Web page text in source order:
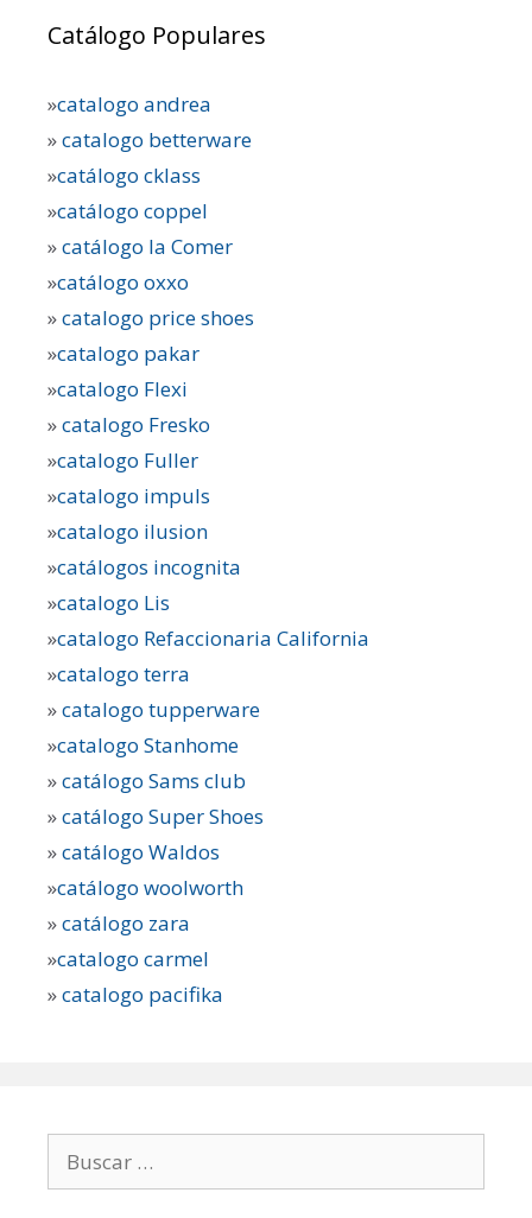
Catálogo Populares
»catalogo andrea
»catalogo betterware
»catálogo cklass
»catálogo coppel
»catálogo la Comer
»catálogo oxxo
»catalogo price shoes
»catalogo pakar
»catalogo Flexi
»catalogo Fresko
»catalogo Fuller
»catalogo impuls
»catalogo ilusion
»catálogos incognita
»catalogo Lis
»catalogo Refaccionaria California
»catalogo terra
»catalogo tupperware
»catalogo Stanhome
»catálogo Sams club
»catálogo Super Shoes
»catálogo Waldos
»catálogo woolworth
»catálogo zara
»catalogo carmel
»catalogo pacifika